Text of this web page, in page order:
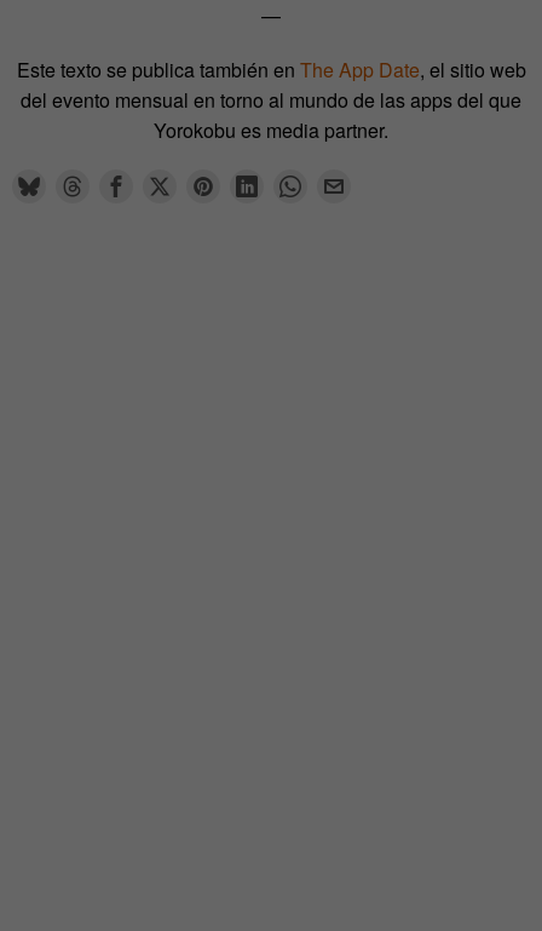
—
Este texto se publica también en The App Date, el sitio web
del evento mensual en torno al mundo de las apps del que
Yorokobu es media partner.